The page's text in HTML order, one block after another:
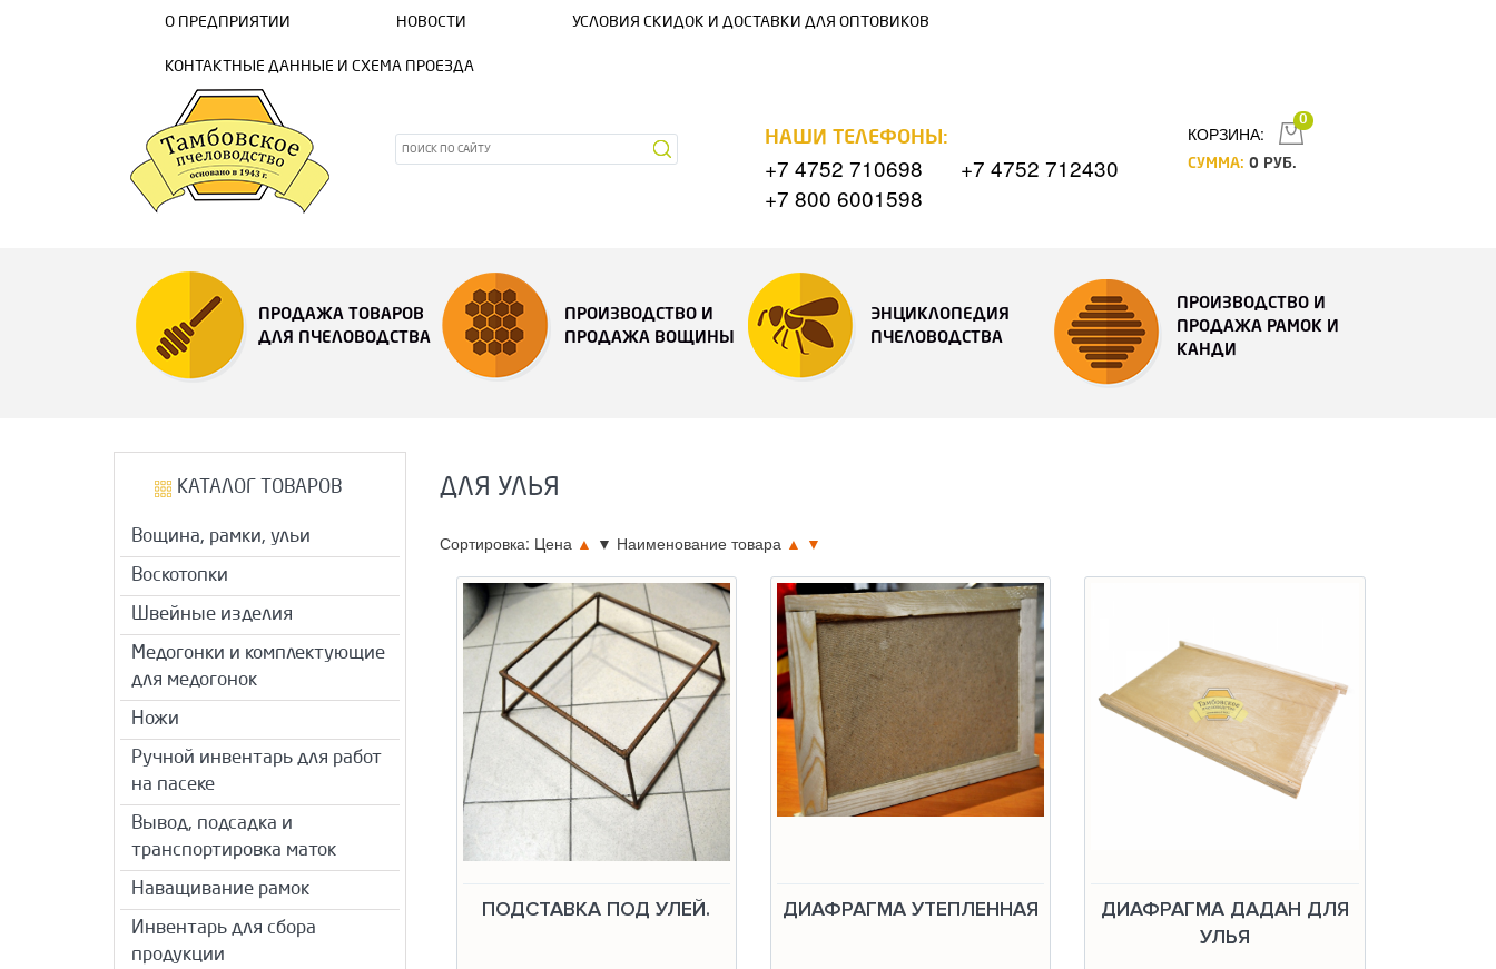
О ПРЕДПРИЯТИИ НОВОСТИ УСЛОВИЯ СКИДОК И ДОСТАВКИ ДЛЯ ОПТОВИКОВ
КОНТАКТНЫЕ ДАННЫЕ И СХЕМА ПРОЕЗДА
НАШИ ТЕЛЕФОНЫ:
+7 4752 710698
+7 4752 712430
+7 800 6001598
КОРЗИНА:
0
СУММА: 0 РУБ.
ПРОДАЖА ТОВАРОВ
ДЛЯ ПЧЕЛОВОДСТВА
ПРОИЗВОДСТВО И
ПРОДАЖА ВОЩИНЫ
ЭНЦИКЛОПЕДИЯ
ПЧЕЛОВОДСТВА
ПРОИЗВОДСТВО И
ПРОДАЖА РАМОК И
КАНДИ
КАТАЛОГ ТОВАРОВ
Вощина, рамки, ульи
Воскотопки
Швейные изделия
Медогонки и комплектующие
для медогонок
Ножи
Ручной инвентарь для работ
на пасеке
Вывод, подсадка и
транспортировка маток
Наващивание рамок
Инвентарь для сбора
продукции
ДЛЯ УЛЬЯ
Сортировка: Цена ▲ ▼ Наименование товара ▲ ▼
ПОДСТАВКА ПОД УЛЕЙ. ДИАФРАГМА УТЕПЛЕННАЯ
ДИАФРАГМА ДАДАН ДЛЯ
УЛЬЯ